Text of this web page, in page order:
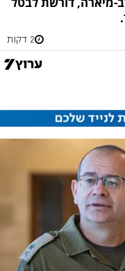
2 דקות